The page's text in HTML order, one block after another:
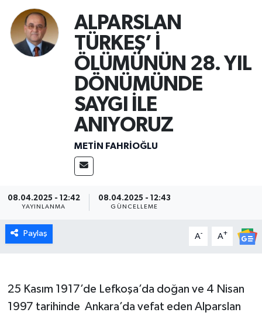
ALPARSLAN
TÜRKEŞ’ İ
ÖLÜMÜNÜN 28. YIL
DÖNÜMÜNDE
SAYGI İLE
ANIYORUZ
METIN FAHRİOĞLU
08.04.2025 - 12:42
YAYINLANMA
08.04.2025 - 12:43
GÜNCELLEME
Paylaş A- A+
25 Kasım 1917’de Lefkoşa’da doğan ve 4 Nisan
1997 tarihinde Ankara’da vefat eden Alparslan
Tüm Manşetler
Son Dakika Haberleri
Haber Arşivi